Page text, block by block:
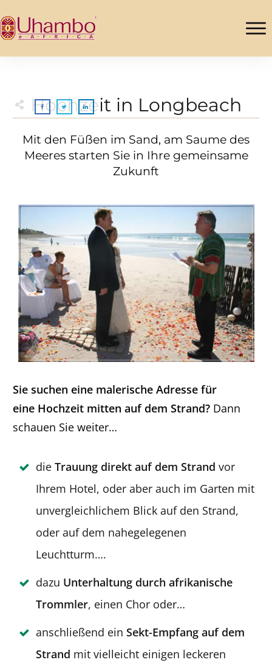
Hochzeit in Longbeach
Mit den Füßen im Sand, am Saume des
Meeres starten Sie in Ihre gemeinsame
Zukunft
Sie suchen eine malerische Adresse für
eine Hochzeit mitten auf dem Strand? Dann
schauen Sie weiter…
die Trauung direkt auf dem Strand vor
Ihrem Hotel, oder aber auch im Garten mit
unvergleichlichem Blick auf den Strand,
oder auf dem nahegelegenen
Leuchtturm….
dazu Unterhaltung durch afrikanische
Trommler, einen Chor oder…
anschließend ein Sekt-Empfang auf dem
Strand mit vielleicht einigen leckeren